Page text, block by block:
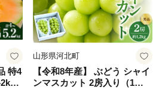
特4
山形県河北町
【令和8年産】 ぶどう シャイ
ンマスカット 2房入り（1房6